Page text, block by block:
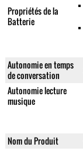
Propriétés de la
Batterie
Autonomie en temps
de conversation
Autonomie lecture
musique
Nom du Produit